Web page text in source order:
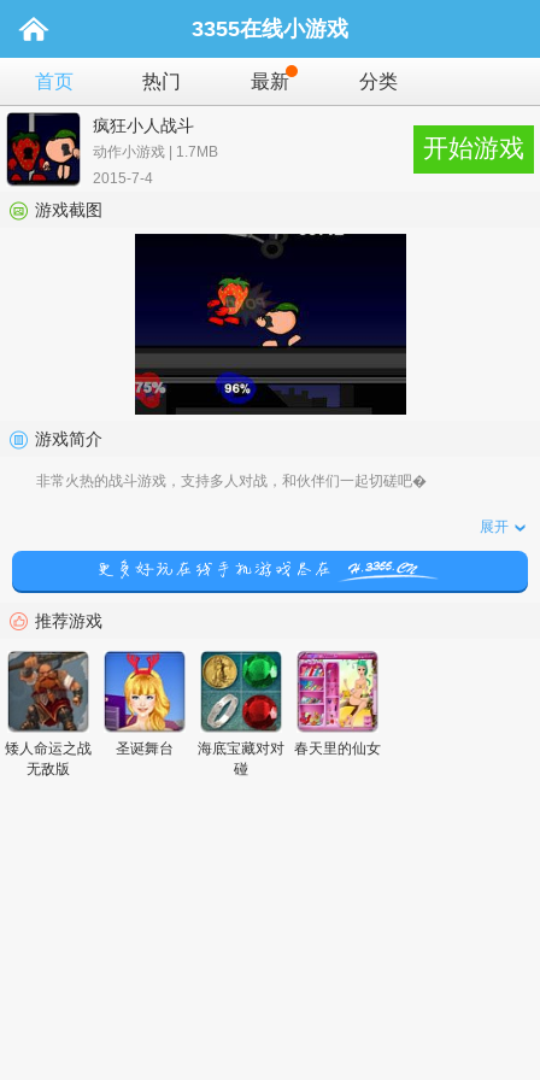
3355在线小游戏
首页 热门 最新 分类
疯狂小人战斗
动作小游戏 | 1.7MB
2015-7-4
开始游戏
游戏截图
游戏简介
非常火热的战斗游戏，支持多人对战，和伙伴们一起切磋吧�
展开
推荐游戏
矮人命运之战
无敌版
圣诞舞台
海底宝藏对对
碰
春天里的仙女